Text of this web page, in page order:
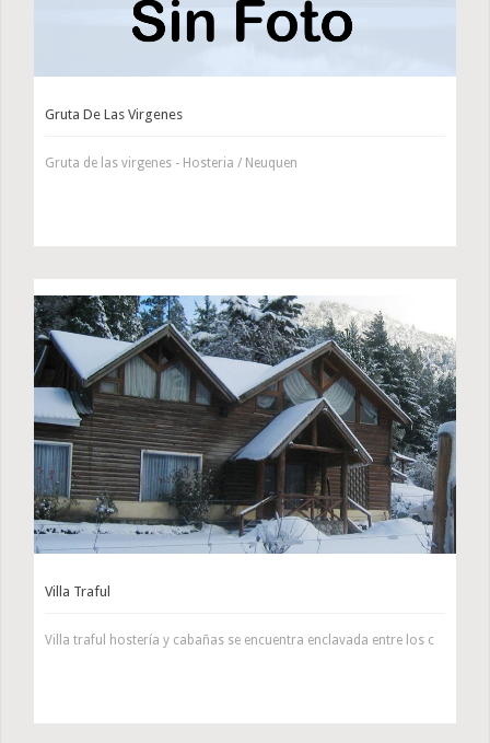
Gruta De Las Virgenes
Gruta de las virgenes - Hosteria / Neuquen
Villa Traful
Villa traful hostería y cabañas se encuentra enclavada entre los c